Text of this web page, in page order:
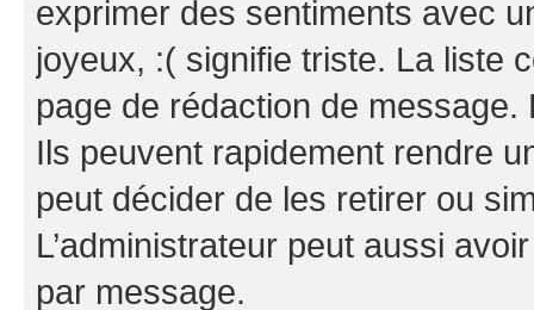
exprimer des sentiments avec
joyeux, :( signifie triste. La liste
page de rédaction de
Ils peuvent rapidement rendre
peut décider de les retirer ou
L’administrateur peut aussi
par message.